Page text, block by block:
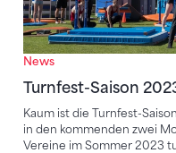
News
Turnfest-Saison
Kaum ist die Turnfest-
in den kommenden zwei
Vereine im Sommer 2023